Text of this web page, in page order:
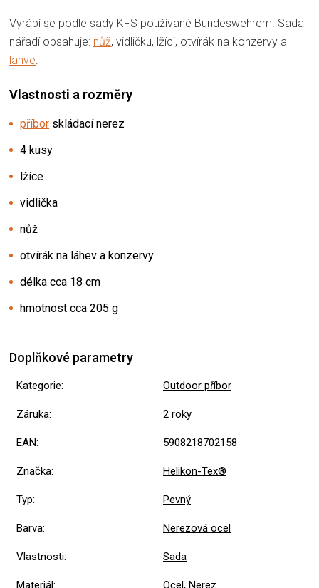
Vyrábí se podle sady KFS používané Bundeswehrem. Sada
nářadí obsahuje: nůž, vidličku, lžíci, otvírák na konzervy a
lahve.
Vlastnosti a rozměry
příbor skládací nerez
4 kusy
lžíce
vidlička
nůž
otvírák na láhev a konzervy
délka cca 18 cm
hmotnost cca 205 g
Doplňkové parametry
Kategorie: Outdoor příbor
Záruka: 2 roky
EAN: 5908218702158
Značka: Helikon-Tex®
Typ: Pevný
Barva: Nerezová ocel
Vlastnosti: Sada
Materiál: Ocel, Nerez